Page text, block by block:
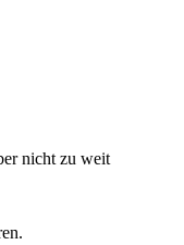
nicht zu weit